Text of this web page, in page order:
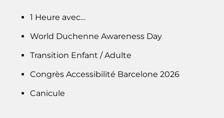
1 Heure avec…
World Duchenne Awareness Day
Transition Enfant / Adulte
Congrès Accessibilité Barcelone 2026
Canicule